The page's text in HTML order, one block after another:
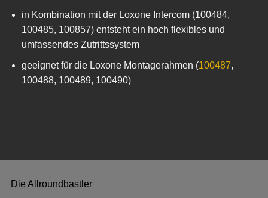
in Kombination mit der Loxone Intercom (100484,
100485, 100857) entsteht ein hoch flexibles und
umfassendes Zutrittssystem
geeignet für die Loxone Montagerahmen (100487,
100488, 100489, 100490)
Die Allroundbastler